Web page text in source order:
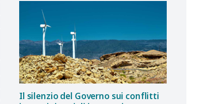
Il silenzio del Governo sui conflitti